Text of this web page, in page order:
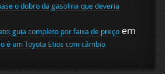
o dobro da gasolina que deveria
guia completo por faixa de preço em
é um Toyota Etios com câmbio